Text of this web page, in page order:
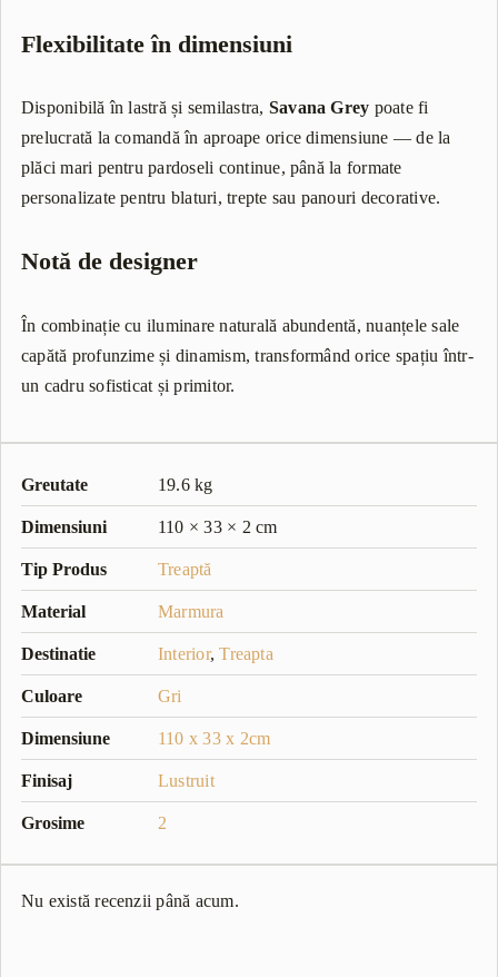
Flexibilitate în dimensiuni
Disponibilă în lastră și semilastra, Savana Grey poate fi
prelucrată la comandă în aproape orice dimensiune — de la
plăci mari pentru pardoseli continue, până la formate
personalizate pentru blaturi, trepte sau panouri decorative.
Notă de designer
În combinație cu iluminare naturală abundentă, nuanțele sale
capătă profunzime și dinamism, transformând orice spațiu într-
un cadru sofisticat și primitor.
Greutate 19.6 kg
Dimensiuni 110 × 33 × 2 cm
Tip Produs Treaptă
Material Marmura
Destinatie Interior,Treapta
Culoare Gri
Dimensiune 110 x 33 x 2cm
Finisaj Lustruit
Grosime 2
Nu există recenzii până acum.